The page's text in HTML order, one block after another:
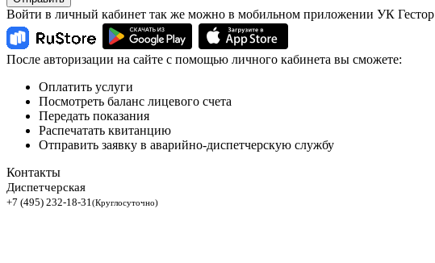
Войти в личный кабинет так же можно в мобильном приложении УК Гестор
После авторизации на сайте с помощью личного кабинета вы сможете:
Оплатить услуги
Посмотреть баланс лицевого счета
Передать показания
Распечатать квитанцию
Отправить заявку в аварийно-диспетчерскую службу
Контакты
Диспетчерская
+7 (495) 232-18-31(Круглосуточно)